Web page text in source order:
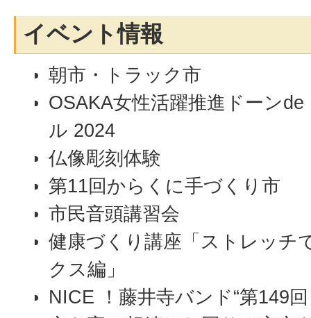
イベント情報
朝市・トラック市
OSAKA女性活躍推進ドーン
ル 2024
仏像彫刻体験
第11回からくに手づくり市
市民音頭講習会
健康づくり講座「ストレッチ
クス編」
NICE ！藤井寺バンド“第149